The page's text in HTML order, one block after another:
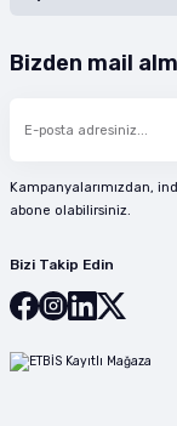
Bizden mail
Kampanyalarımızdan,
abone olabilirsiniz.
Bizi Takip Edin